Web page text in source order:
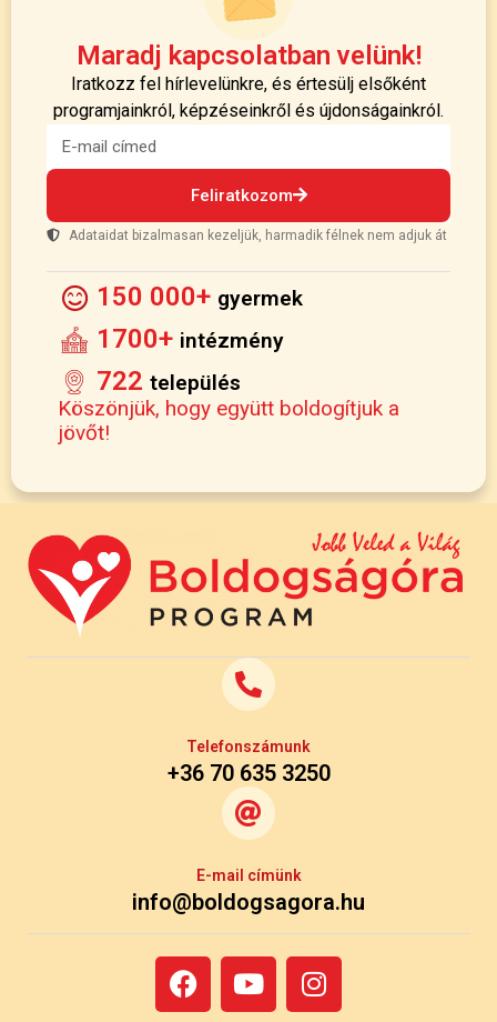
Maradj kapcsolatban velünk!
Iratkozz fel hírlevelünkre, és értesülj elsőként
programjainkról, képzéseinkről és újdonságainkról.
Feliratkozom
Adataidat bizalmasan kezeljük, harmadik félnek nem adjuk át
150 000+ gyermek
1700+ intézmény
722 település
Köszönjük, hogy együtt boldogítjuk a
jövőt!
Telefonszámunk
+36 70 635 3250
E-mail címünk
info@boldogsagora.hu